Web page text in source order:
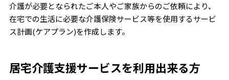
介護が必要となられたご本人やご家族からのご依頼により、
在宅での生活に必要な介護保険サービス等を使用するサービ
ス計画(ケアプラン)を作成します。
居宅介護支援サービスを利用出来る方